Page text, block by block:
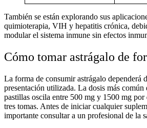
También se están explorando sus
quimioterapia, VIH y hepatitis crónica,
modular el sistema inmune sin efectos
Cómo tomar astrágalo de
La forma de consumirastrágalo dependerá
presentación utilizada. La dosis más común
pastillas oscila entre 500 mg y 1500 mg
tres tomas. Antes de iniciar cualquier
importante consultar a un profesional de la